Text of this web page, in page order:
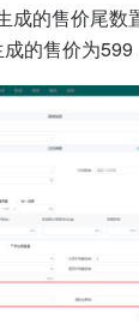
的售价尾数
的售价为